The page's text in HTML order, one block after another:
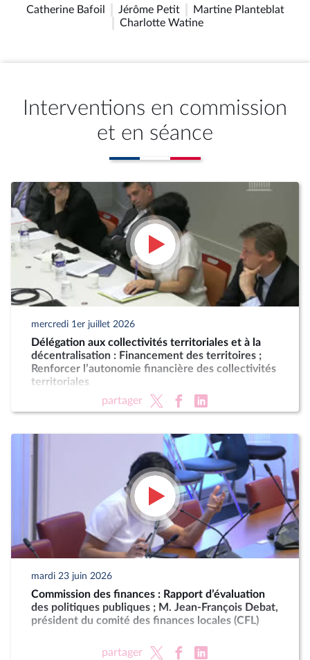
Catherine Bafoil Jérôme Petit
Martine Planteblat
Charlotte Watine
Interventions en commission
et en séance
mercredi 1er juillet 2026
Délégation aux collectivités territoriales et à la
décentralisation : Financement des territoires ;
Renforcer l’autonomie financière des collectivités
territoriales
partager
mardi 23 juin 2026
Commission des finances : Rapport d’évaluation
des politiques publiques ; M. Jean-François Debat,
président du comité des finances locales (CFL)
partager